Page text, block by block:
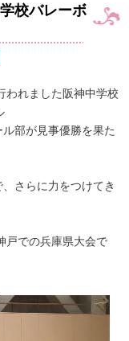
校バレーボ
われました阪神中学校
部が見事優勝を果た
さらに力をつけてき
戸での兵庫県大会で